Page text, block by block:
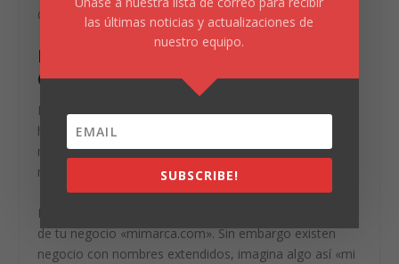
Google. ver ejemplo.
EL NOMBRE DE TU SITIO WEB ES
CLAVE
Muchas personas tienden a generar confuciones a la
hora de comprar un dominio, no saben si deban usar el
nombre de su empresa o simplificarlo para que sea
más legible y reconocile.
Lo ideal es que para tu estrategia SEO, lleve el nombre
de tu negocio «mimarca.com». Sin embargo existen
negocio con nombres extendidos, imagina algo así «mi
las últimas noticias y actualizaciones de
nuestro equipo.
SUBSCRIBE!